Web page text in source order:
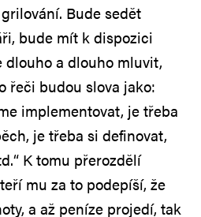
Bude sedět
bude mít k dispozici
a dlouho mluvit,
řeči budou slova jako:
implementovat, je třeba
je třeba si definovat,
K tomu přerozdělí
mu za to podepíší, že
a až peníze projedí, tak